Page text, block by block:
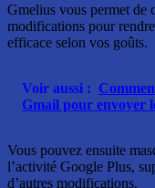
Gmelius vous permet de
modifications pour
efficace selon vos goûts.
Voir aussi :
Gmail pour envoyer
Vous pouvez ensuite
l’activité Google Plus,
d’autres modifications.